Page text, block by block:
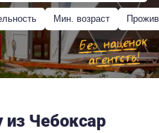
Мин. возраст
Чебоксар